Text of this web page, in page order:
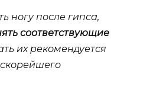
ногу после гипса,
соответствующие
их рекомендуется